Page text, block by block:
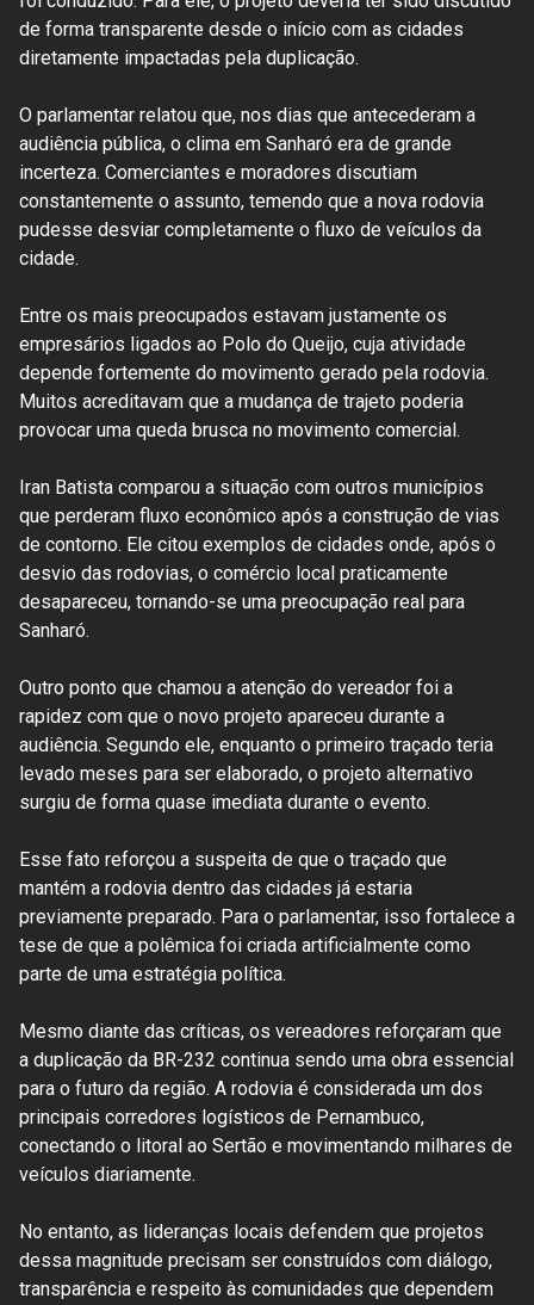
de forma transparente desde o início com as cidades
diretamente impactadas pela duplicação.
O parlamentar relatou que, nos dias que antecederam a
audiência pública, o clima em Sanharó era de grande
incerteza. Comerciantes e moradores discutiam
constantemente o assunto, temendo que a nova rodovia
pudesse desviar completamente o fluxo de veículos da
cidade.
Entre os mais preocupados estavam justamente os
empresários ligados ao Polo do Queijo, cuja atividade
depende fortemente do movimento gerado pela rodovia.
Muitos acreditavam que a mudança de trajeto poderia
provocar uma queda brusca no movimento comercial.
Iran Batista comparou a situação com outros municípios
que perderam fluxo econômico após a construção de vias
de contorno. Ele citou exemplos de cidades onde, após o
desvio das rodovias, o comércio local praticamente
desapareceu, tornando-se uma preocupação real para
Sanharó.
Outro ponto que chamou a atenção do vereador foi a
rapidez com que o novo projeto apareceu durante a
audiência. Segundo ele, enquanto o primeiro traçado teria
levado meses para ser elaborado, o projeto alternativo
surgiu de forma quase imediata durante o evento.
Esse fato reforçou a suspeita de que o traçado que
mantém a rodovia dentro das cidades já estaria
previamente preparado. Para o parlamentar, isso fortalece a
tese de que a polêmica foi criada artificialmente como
parte de uma estratégia política.
Mesmo diante das críticas, os vereadores reforçaram que
a duplicação da BR-232 continua sendo uma obra essencial
para o futuro da região. A rodovia é considerada um dos
principais corredores logísticos de Pernambuco,
conectando o litoral ao Sertão e movimentando milhares de
veículos diariamente.
No entanto, as lideranças locais defendem que projetos
dessa magnitude precisam ser construídos com diálogo,
transparência e respeito às comunidades que dependem